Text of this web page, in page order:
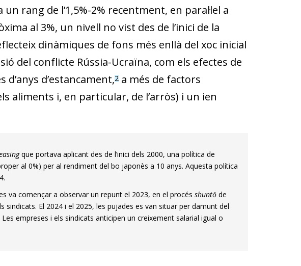
rang de l’1,5%-2% recentment, en paral·lel a
al 3%, un nivell no vist des de l’inici de la
dinàmiques de fons més enllà del xoc inicial
del conflicte Rússia-Ucraïna, com els efectes de
d’estancament,2a més de factors
aliments i, en particular, de l’arròs) i un ien
que portava aplicant des de l’inici dels 2000, una política de
al 0%) per al rendiment del bo japonès a 10 anys. Aquesta política
va començar a observar un repunt el 2023, en el procés shuntōde
El 2024 i el 2025, les pujades es van situar per damunt del
empreses i els sindicats anticipen un creixement salarial igual o